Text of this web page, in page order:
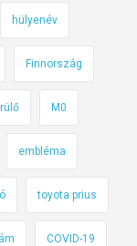
hülyenév
Finnország
M0
embléma
toyota prius
COVID-19